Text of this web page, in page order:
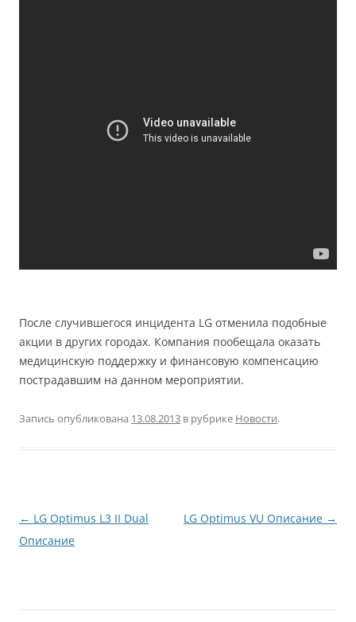
После случившегося инцидента LG отменила подобные
акции в других городах. Компания пообещала оказать
медицинскую поддержку и финансовую компенсацию
пострадавшим на данном мероприятии.
Запись опубликована 13.08.2013 в рубрике Новости.
Навигация
по
← LG Optimus L3 II Dual
Описание
LG Optimus VU Описание →